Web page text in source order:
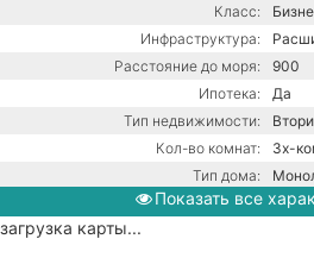
Класс:
Инфраструктура:
Расстояние до моря:
900
Ипотека:
Да
Тип недвижимости:
Кол-во комнат:
3х-
Тип дома:
Вид из окон:
На
Показать все
загрузка карты...